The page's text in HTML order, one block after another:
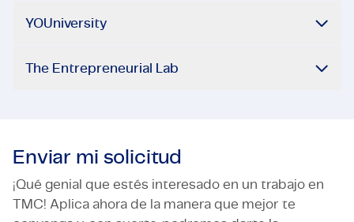
YOUniversity
The Entrepreneurial Lab
Enviar mi solicitud
¡Qué genial que estés interesado en un trabajo en
TMC! Aplica ahora de la manera que mejor te